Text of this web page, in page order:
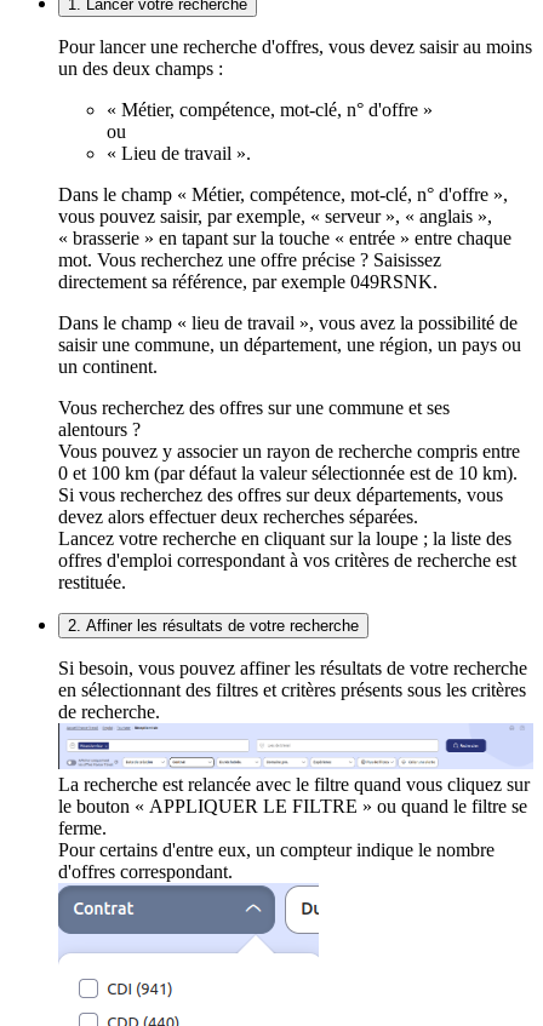
1. Lancer votre recherche
Pour lancer une recherche d'offres, vous devez saisir au moins
un des deux champs :
« Métier, compétence, mot-clé, n° d'offre »
ou
« Lieu de travail ».
Dans le champ « Métier, compétence, mot-clé, n° d'offre »,
vous pouvez saisir, par exemple, « serveur », « anglais »,
« brasserie » en tapant sur la touche « entrée » entre chaque
mot. Vous recherchez une offre précise ? Saisissez
directement sa référence, par exemple 049RSNK.
Dans le champ « lieu de travail », vous avez la possibilité de
saisir une commune, un département, une région, un pays ou
un continent.
Vous recherchez des offres sur une commune et ses
alentours ?
Vous pouvez y associer un rayon de recherche compris entre
0 et 100 km (par défaut la valeur sélectionnée est de 10 km).
Si vous recherchez des offres sur deux départements, vous
devez alors effectuer deux recherches séparées.
Lancez votre recherche en cliquant sur la loupe ; la liste des
offres d'emploi correspondant à vos critères de recherche est
restituée.
2. Affiner les résultats de votre recherche
Si besoin, vous pouvez affiner les résultats de votre recherche
en sélectionnant des filtres et critères présents sous les critères
de recherche.
La recherche est relancée avec le filtre quand vous cliquez sur
le bouton « APPLIQUER LE FILTRE » ou quand le filtre se
ferme.
Pour certains d'entre eux, un compteur indique le nombre
d'offres correspondant.